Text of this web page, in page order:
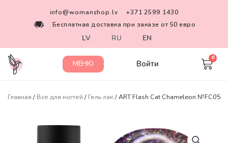
info@womanshop.lv
+371 2599 1430
Бесплатная доставка при заказе от 50 евро
LV RU EN
МЕНЮ Войти
Главная / Все для ногтей / Гель лак / ART Flash Cat Chameleon №FC05